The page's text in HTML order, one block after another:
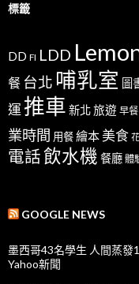
標籤
DD FI LDD
餐 台北 哺乳室 圖
運 推車 新北旅遊 早餐
業時間 用餐繪本 美食
電話飲水機 餐廳 體
GOOGLE NEWS
墨西哥43名學生 人間蒸發
Yahoo新聞